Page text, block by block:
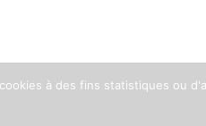
à des fins statistiques ou